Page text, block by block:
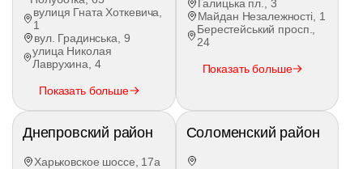
Владимира Ивасюка. Особое внимание мы
уделяем маневрированию и парковке в
условиях реального дефицита мест возле
крупных торговых центров: Dream Town, Smart
Plaza, Lake Plaza и Gorodok Gallery. После
нашей школы вы сможете спокойно сдать на
права на Оболони и уверенно управлять
автомобилем в любой точке Киева.
Практический курс в
вулиця Гната Хоткевича,
1
вул. Градинська, 9
улица Николая
Лаврухина, 4
Показать больше
Галицька пл., 3
Майдан Незалежності, 1
Берестейський просп.,
24
Показать больше
Днепровский район
Харьковское шоссе, 17а
Соломенский район